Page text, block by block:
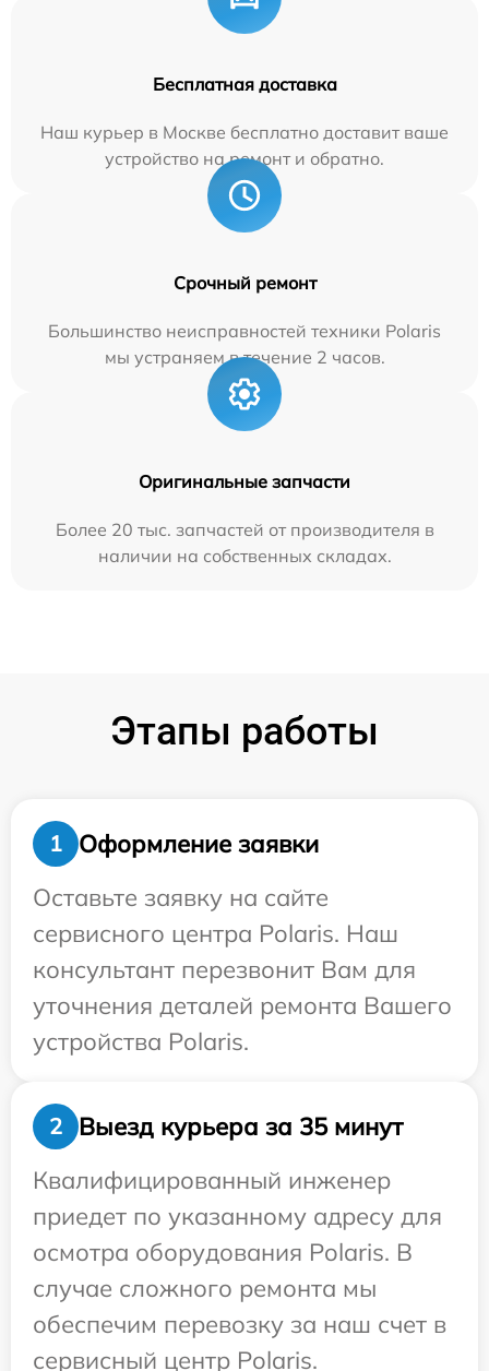
Бесплатная доставка
Наш курьер в Москве бесплатно доставит ваше
устройство на ремонт и обратно.
Срочный ремонт
Большинство неисправностей техники Polaris
мы устраняем в течение 2 часов.
Оригинальные запчасти
Более 20 тыс. запчастей от производителя в
наличии на собственных складах.
Этапы работы
1
Оформление заявки
Оставьте заявку на сайте
сервисного центра Polaris. Наш
консультант перезвонит Вам для
уточнения деталей ремонта Вашего
устройства Polaris.
2
Выезд курьера за 35 минут
Квалифицированный инженер
приедет по указанному адресу для
осмотра оборудования Polaris. В
случае сложного ремонта мы
обеспечим перевозку за наш счет в
сервисный центр Polaris.